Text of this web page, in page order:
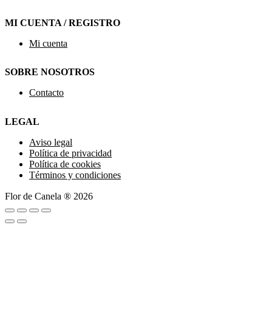
MI CUENTA / REGISTRO
Mi cuenta
SOBRE NOSOTROS
Contacto
LEGAL
Aviso legal
Política de privacidad
Política de cookies
Términos y condiciones
Flor de Canela ® 2026